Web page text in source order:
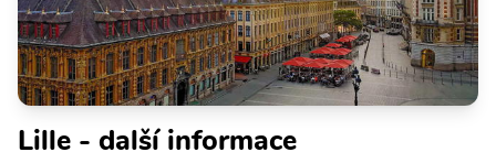
Lille - další informace